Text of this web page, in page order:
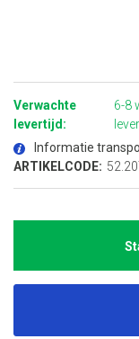
naar
begin
van
de
afbeeldingen-
gallerij
Verwachte
levertijd:
6-8
Informatie
ARTIKELCODE: